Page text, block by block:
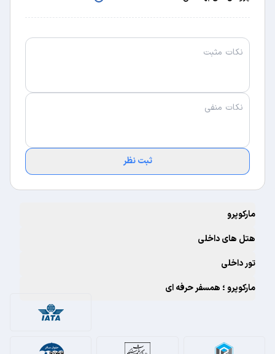
ثبت نظر
مارکوپرو
هتل های داخلی
تور داخلی
مارکوپرو ؛ همسفر حرفه ای